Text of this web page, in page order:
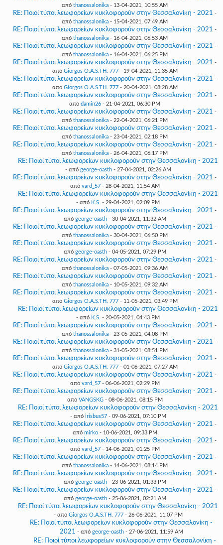
από thanossalonika - 13-04-2021, 10:55 AM
RE: Ποιοί τύποι λεωφορείων κυκλοφορούν στην Θεσσαλονίκη - 2021 -
από thanossalonika - 15-04-2021, 07:49 AM
RE: Ποιοί τύποι λεωφορείων κυκλοφορούν στην Θεσσαλονίκη - 2021 -
από thanossalonika - 16-04-2021, 06:53 AM
RE: Ποιοί τύποι λεωφορείων κυκλοφορούν στην Θεσσαλονίκη - 2021 -
από thanossalonika - 16-04-2021, 06:25 PM
RE: Ποιοί τύποι λεωφορείων κυκλοφορούν στην Θεσσαλονίκη - 2021 -
από Giorgos O.A.S.TH. 777- 19-04-2021, 11:35 AM
RE: Ποιοί τύποι λεωφορείων κυκλοφορούν στην Θεσσαλονίκη - 2021 -
από Giorgos O.A.S.TH. 777- 20-04-2021, 08:28 AM
RE: Ποιοί τύποι λεωφορείων κυκλοφορούν στην Θεσσαλονίκη - 2021 -
από damin26 - 21-04-2021, 06:30 PM
RE: Ποιοί τύποι λεωφορείων κυκλοφορούν στην Θεσσαλονίκη - 2021 -
από thanossalonika - 22-04-2021, 06:21 PM
RE: Ποιοί τύποι λεωφορείων κυκλοφορούν στην Θεσσαλονίκη - 2021 -
από thanossalonika - 23-04-2021, 02:18 PM
RE: Ποιοί τύποι λεωφορείων κυκλοφορούν στην Θεσσαλονίκη - 2021 -
από thanossalonika - 26-04-2021, 06:17 PM
RE: Ποιοί τύποι λεωφορείων κυκλοφορούν στην Θεσσαλονίκη - 2021
- από george-oasth- 27-04-2021, 02:26 AM
RE: Ποιοί τύποι λεωφορείων κυκλοφορούν στην Θεσσαλονίκη - 2021 -
από vard_57- 28-04-2021, 11:54 AM
RE: Ποιοί τύποι λεωφορείων κυκλοφορούν στην Θεσσαλονίκη - 2021
- από K.S. - 29-04-2021, 02:09 PM
RE: Ποιοί τύποι λεωφορείων κυκλοφορούν στην Θεσσαλονίκη - 2021 -
από george-oasth- 30-04-2021, 11:32 AM
RE: Ποιοί τύποι λεωφορείων κυκλοφορούν στην Θεσσαλονίκη - 2021 -
από thanossalonika - 30-04-2021, 06:50 PM
RE: Ποιοί τύποι λεωφορείων κυκλοφορούν στην Θεσσαλονίκη - 2021 -
από george-oasth- 04-05-2021, 07:29 PM
RE: Ποιοί τύποι λεωφορείων κυκλοφορούν στην Θεσσαλονίκη - 2021 -
από thanossalonika - 07-05-2021, 09:36 AM
RE: Ποιοί τύποι λεωφορείων κυκλοφορούν στην Θεσσαλονίκη - 2021 -
από thanossalonika - 10-05-2021, 09:32 AM
RE: Ποιοί τύποι λεωφορείων κυκλοφορούν στην Θεσσαλονίκη - 2021 -
από Giorgos O.A.S.TH. 777- 11-05-2021, 03:49 PM
RE: Ποιοί τύποι λεωφορείων κυκλοφορούν στην Θεσσαλονίκη - 2021
- από K.S. - 20-05-2021, 04:43 PM
RE: Ποιοί τύποι λεωφορείων κυκλοφορούν στην Θεσσαλονίκη - 2021 -
από thanossalonika - 23-05-2021, 04:08 PM
RE: Ποιοί τύποι λεωφορείων κυκλοφορούν στην Θεσσαλονίκη - 2021 -
από thanossalonika - 31-05-2021, 08:51 PM
RE: Ποιοί τύποι λεωφορείων κυκλοφορούν στην Θεσσαλονίκη - 2021 -
από Giorgos O.A.S.TH. 777- 01-06-2021, 07:27 AM
RE: Ποιοί τύποι λεωφορείων κυκλοφορούν στην Θεσσαλονίκη - 2021 -
από vard_57- 06-06-2021, 02:29 PM
RE: Ποιοί τύποι λεωφορείων κυκλοφορούν στην Θεσσαλονίκη - 2021 -
από VANGSKG- 08-06-2021, 08:15 PM
RE: Ποιοί τύποι λεωφορείων κυκλοφορούν στην Θεσσαλονίκη - 2021
- από irisbus57- 09-06-2021, 07:10 PM
RE: Ποιοί τύποι λεωφορείων κυκλοφορούν στην Θεσσαλονίκη - 2021 -
από mirko- 10-06-2021, 09:33 PM
RE: Ποιοί τύποι λεωφορείων κυκλοφορούν στην Θεσσαλονίκη - 2021 -
από vard_57- 14-06-2021, 01:25 PM
RE: Ποιοί τύποι λεωφορείων κυκλοφορούν στην Θεσσαλονίκη - 2021 -
από thanossalonika - 14-06-2021, 08:14 PM
RE: Ποιοί τύποι λεωφορείων κυκλοφορούν στην Θεσσαλονίκη - 2021 -
από george-oasth- 23-06-2021, 01:33 PM
RE: Ποιοί τύποι λεωφορείων κυκλοφορούν στην Θεσσαλονίκη - 2021 -
από george-oasth- 25-06-2021, 02:21 AM
RE: Ποιοί τύποι λεωφορείων κυκλοφορούν στην Θεσσαλονίκη - 2021
- από Giorgos O.A.S.TH. 777- 26-06-2021, 11:07 PM
RE: Ποιοί τύποι λεωφορείων κυκλοφορούν στην Θεσσαλονίκη -
2021 - από george-oasth- 27-06-2021, 11:59 AM
RE: Ποιοί τύποι λεωφορείων κυκλοφορούν στην Θεσσαλονίκη -